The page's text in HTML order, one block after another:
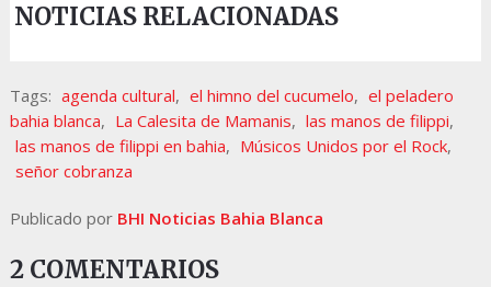
NOTICIAS RELACIONADAS
Tags: agenda cultural, el himno del cucumelo, el peladero
bahia blanca, La Calesita de Mamanis, las manos de filippi,
las manos de filippi en bahia, Músicos Unidos por el Rock,
señor cobranza
Publicado por BHI Noticias Bahia Blanca
2 COMENTARIOS